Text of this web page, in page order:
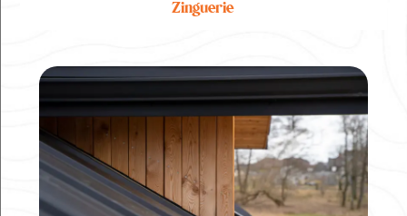
Zinguerie